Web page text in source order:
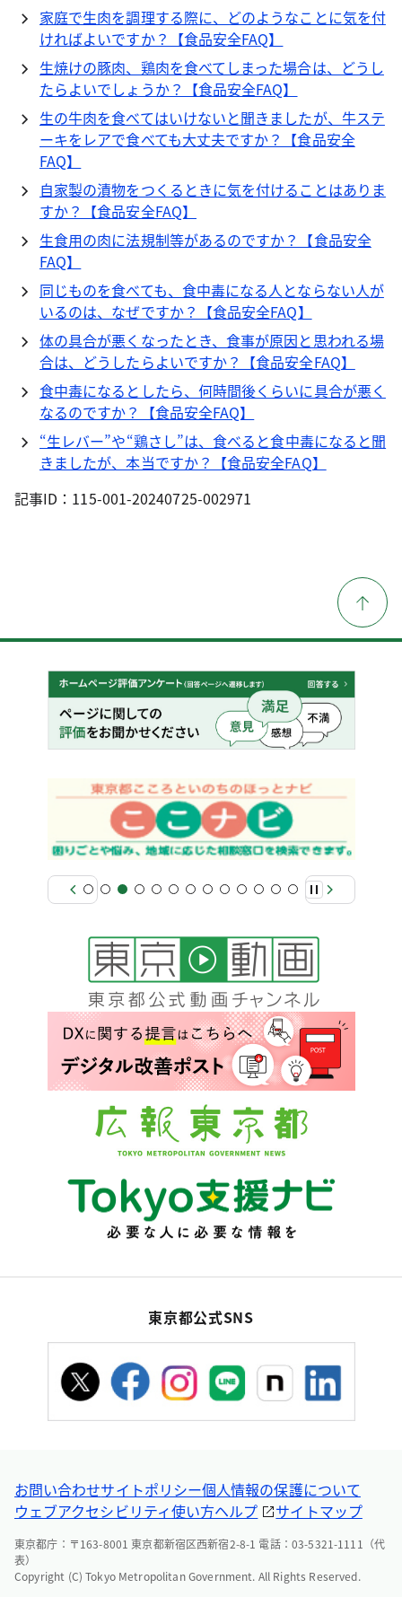
家庭で生肉を調理する際に、どのようなことに気を付
ければよいですか？【食品安全FAQ】
生焼けの豚肉、鶏肉を食べてしまった場合は、どうし
たらよいでしょうか？【食品安全FAQ】
生の牛肉を食べてはいけないと聞きましたが、牛ステ
ーキをレアで食べても大丈夫ですか？【食品安全
FAQ】
自家製の漬物をつくるときに気を付けることはありま
すか？【食品安全FAQ】
生食用の肉に法規制等があるのですか？【食品安全
FAQ】
同じものを食べても、食中毒になる人とならない人が
いるのは、なぜですか？【食品安全FAQ】
体の具合が悪くなったとき、食事が原因と思われる場
合は、どうしたらよいですか？【食品安全FAQ】
食中毒になるとしたら、何時間後くらいに具合が悪く
なるのですか？【食品安全FAQ】
“生レバー”や“鶏さし”は、食べると食中毒になると聞
きましたが、本当ですか？【食品安全FAQ】
記事ID：115-001-20240725-002971
東京都公式SNS
お問い合わせサイトポリシー個人情報の保護について
ウェブアクセシビリティ使い方ヘルプ サイトマップ
東京都庁：〒163-8001 東京都新宿区西新宿2-8-1 電話：03-5321-1111（代
表）
Copyright (C) Tokyo Metropolitan Government. All Rights Reserved.